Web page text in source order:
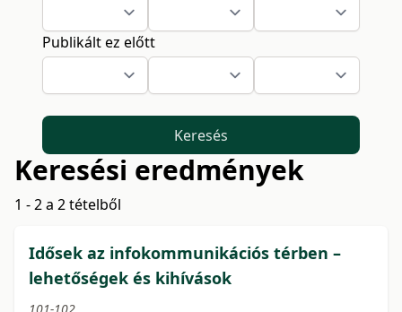
Publikált ez előtt
Keresés
Keresési eredmények
1 - 2 a 2 tételből
Idősek az infokommunikációs térben –
lehetőségek és kihívások